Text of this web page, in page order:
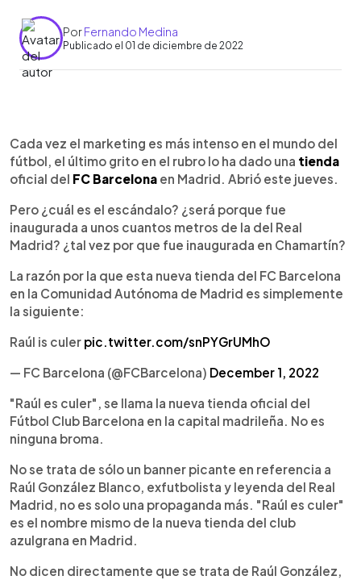
PorFernando Medina
Publicado el 01 de diciembre de 2022
Escuchar artículo
Cada vez el marketing es más intenso en el mundo del
fútbol, el último grito en el rubro lo ha dado una tienda
oficial del FC Barcelona en Madrid. Abrió este jueves.
Pero ¿cuál es el escándalo? ¿será porque fue
inaugurada a unos cuantos metros de la del Real
Madrid? ¿tal vez por que fue inaugurada en Chamartín?
La razón por la que esta nueva tienda del FC Barcelona
en la Comunidad Autónoma de Madrid es simplemente
la siguiente:
Raúl is culer pic.twitter.com/snPYGrUMhO
— FC Barcelona (@FCBarcelona) December 1, 2022
"Raúl es culer", se llama la nueva tienda oficial del
Fútbol Club Barcelona en la capital madrileña. No es
ninguna broma.
No se trata de sólo un banner picante en referencia a
Raúl González Blanco, exfutbolista y leyenda del Real
Madrid, no es solo una propaganda más. "Raúl es culer"
es el nombre mismo de la nueva tienda del club
azulgrana en Madrid.
No dicen directamente que se trata de Raúl González,